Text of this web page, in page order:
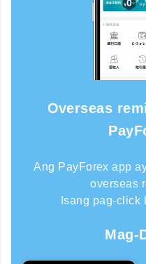
Overseas
Ang PayForex app
overseas
Isang pag-click
Mag-